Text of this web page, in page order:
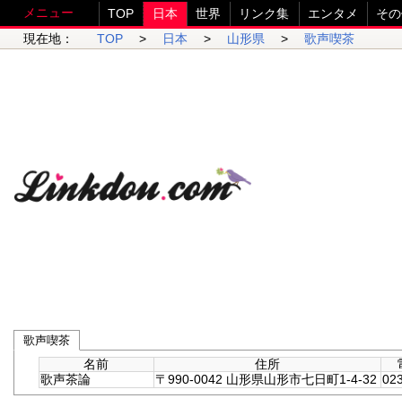
メニュー TOP 日本 世界 リンク集 エンタメ
そ
現在地：
TOP > 日本 > 山形県 > 歌声喫茶
歌声喫茶
名前
住所
歌声茶論
〒990-0042 山形県山形市七日町1-4-32